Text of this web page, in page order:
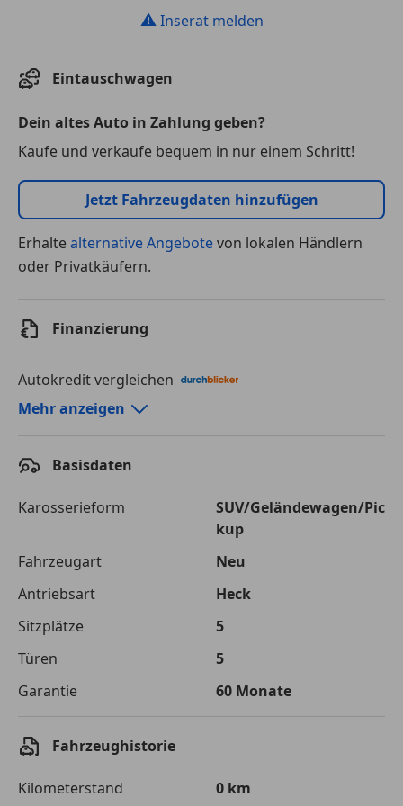
⚠ Inserat melden
Eintauschwagen
Dein altes Auto in Zahlung geben?
Kaufe und verkaufe bequem in nur einem Schritt!
Jetzt Fahrzeugdaten hinzufügen
Erhaltealternative Angebotevon lokalen Händlern
oder Privatkäufern.
Finanzierung
Autokredit vergleichen
Autokredit-Rechner von durchblicker.at
120 Monate
Kreditbetrag
€ 41 600,-
Gesamtbetrag
Einberechnete Gebühren
€ 0,-
Sollzinssatz
Monatliche Rate € 488,39
Mehr anzeigen
Basisdaten
Karosserieform
SUV/Geländewagen/Pic
kup
Fahrzeugart
Neu
Antriebsart
Heck
Sitzplätze
5
Türen
5
Garantie
60 Monate
Fahrzeughistorie
Kilometerstand
0 km